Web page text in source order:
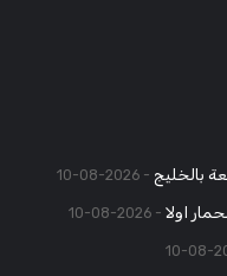
بالخليج 2026-08-10
اولا 2026-08-10